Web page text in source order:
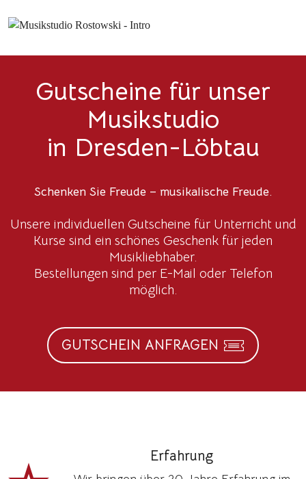
Gutscheine für unser
Musikstudio
in Dresden-Löbtau
Schenken Sie Freude – musikalische Freude.
Unsere individuellen Gutscheine für Unterricht und
Kurse sind ein schönes Geschenk für jeden
Musikliebhaber.
Bestellungen sind per E-Mail oder Telefon
möglich.
GUTSCHEIN ANFRAGEN
Erfahrung